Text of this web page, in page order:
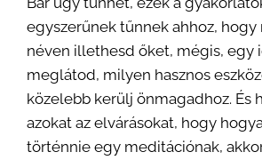
egyszerűnek tűnnek ahhoz,
néven illethesd őket, mégis, egy
meglátod, milyen hasznos
közelebb kerülj önmagadhoz. És
azokat az elvárásokat, hogy
történnie egy meditációnak,